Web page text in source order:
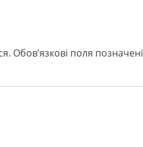
Обов’язкові поля позначені